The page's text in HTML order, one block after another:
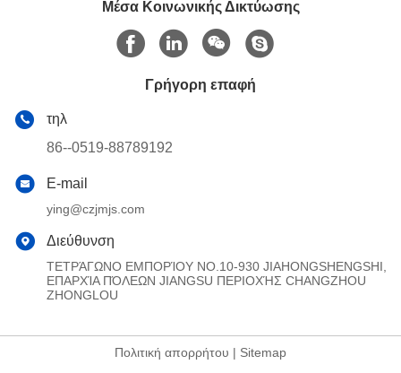
Μέσα Κοινωνικής Δικτύωσης
Γρήγορη επαφή
τηλ
86--0519-88789192
E-mail
ying@czjmjs.com
Διεύθυνση
ΤΕΤΡΆΓΩΝΟ ΕΜΠΟΡΊΟΥ NO.10-930 JIAHONGSHENGSHI,
ΕΠΑΡΧΊΑ ΠΌΛΕΩΝ JIANGSU ΠΕΡΙΟΧΉΣ CHANGZHOU
ZHONGLOU
Πολιτική απορρήτου | Sitemap